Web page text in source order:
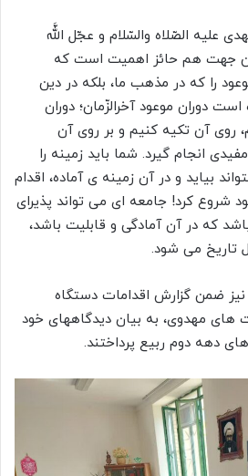
علیه الصّلاه والسّلام و عجّل اللَّه
جهت هم حائز اهمیت است که
را که در مذهب ما، بلکه در دین
دوران موعود آخرالزّمان؛ دوران
روی آن تکیه کنیم و بر روی آن
انجام گیرد. شما باید زمینه را
بیاید و در آن زمینه ی آماده، اقدام
شروع کرد! جامعه ای می تواند پذیرای
که در آن آمادگی و قابلیت باشد،
تاریخ می شود.
ضمن گزارش اقدامات دستگاه
مهدوی، به بیان دیدگاههای خود
های دهه دوم ربیع پرداختند.